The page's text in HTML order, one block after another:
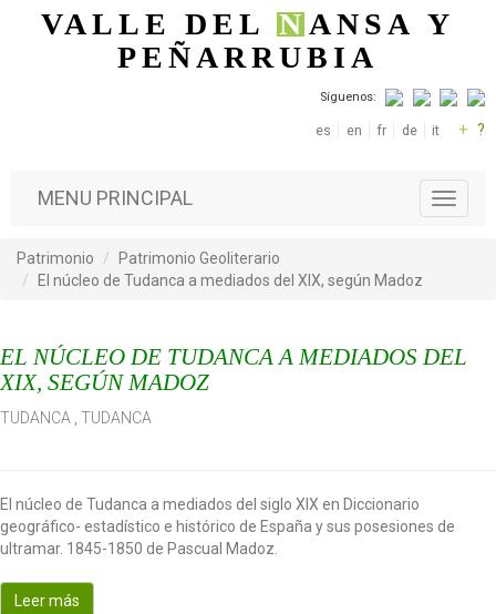
Pasar al contenido principal
VALLE DELNANSA Y
PEÑARRUBIA
Síguenos:
es en fr de it + ?
T
o
a
n
MENU PRINCIPAL
Patrimonio
Patrimonio Geoliterario
El núcleo de Tudanca a mediados del XIX, según Madoz
EL NÚCLEO DE TUDANCA A MEDIADOS DEL
XIX, SEGÚN MADOZ
TUDANCA TUDANCA
El núcleo de Tudanca a mediados del siglo XIX en Diccionario
geográfico- estadístico e histórico de España y sus posesiones de
ultramar. 1845-1850 de Pascual Madoz.
Leer más